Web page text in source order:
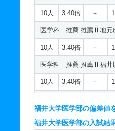
1人 1.70倍 1倍
学校教育課程／中等教
3人 1.30倍 2倍
学校教育課程／中等教
8人 1.80倍 1.80倍
学校教育課程／中等教
8人 1.50倍 1.50倍
学校教育課程／中等教
10人 3.40倍 －
医学科 推薦 推薦Ⅱ地元
10人 3.40倍 －
医学科 推薦 推薦Ⅱ福井
10人 3.40倍 －
福井大学医学部の偏差値
福井大学医学部の入試結